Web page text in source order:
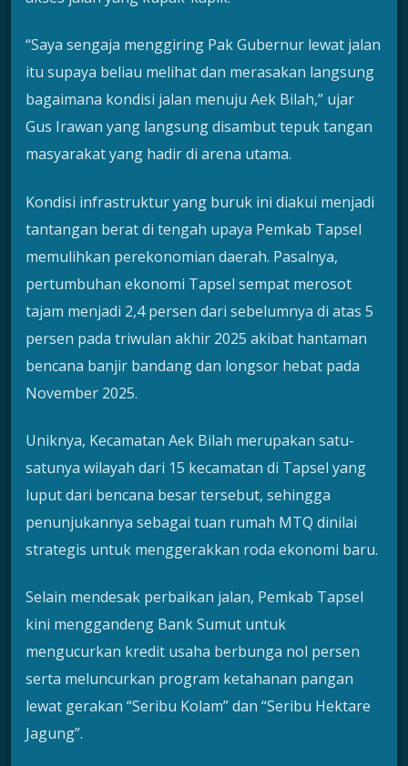
“Saya sengaja menggiring Pak Gubernur lewat jalan
itu supaya beliau melihat dan merasakan langsung
bagaimana kondisi jalan menuju Aek Bilah,” ujar
Gus Irawan yang langsung disambut tepuk tangan
masyarakat yang hadir di arena utama.
Kondisi infrastruktur yang buruk ini diakui menjadi
tantangan berat di tengah upaya Pemkab Tapsel
memulihkan perekonomian daerah. Pasalnya,
pertumbuhan ekonomi Tapsel sempat merosot
tajam menjadi 2,4 persen dari sebelumnya di atas 5
persen pada triwulan akhir 2025 akibat hantaman
bencana banjir bandang dan longsor hebat pada
November 2025.
Uniknya, Kecamatan Aek Bilah merupakan satu-
satunya wilayah dari 15 kecamatan di Tapsel yang
luput dari bencana besar tersebut, sehingga
penunjukannya sebagai tuan rumah MTQ dinilai
strategis untuk menggerakkan roda ekonomi baru.
Selain mendesak perbaikan jalan, Pemkab Tapsel
kini menggandeng Bank Sumut untuk
mengucurkan kredit usaha berbunga nol persen
serta meluncurkan program ketahanan pangan
lewat gerakan “Seribu Kolam” dan “Seribu Hektare
Jagung”.